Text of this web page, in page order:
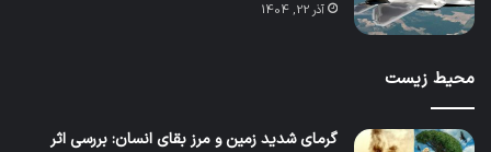
آذر 22, 1404
محیط زیست
گرمای شدید زمین و مرز بقای انسان: بررسی اثر